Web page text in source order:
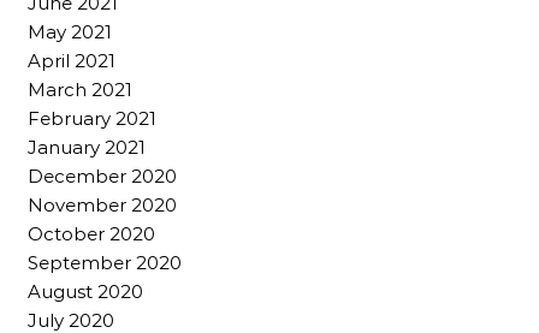
May 2021
April 2021
March 2021
February 2021
January 2021
December 2020
November 2020
October 2020
September 2020
August 2020
July 2020